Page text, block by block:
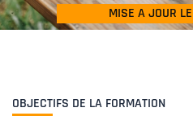
MISE A JOUR
OBJECTIFS DE LA FORMATION